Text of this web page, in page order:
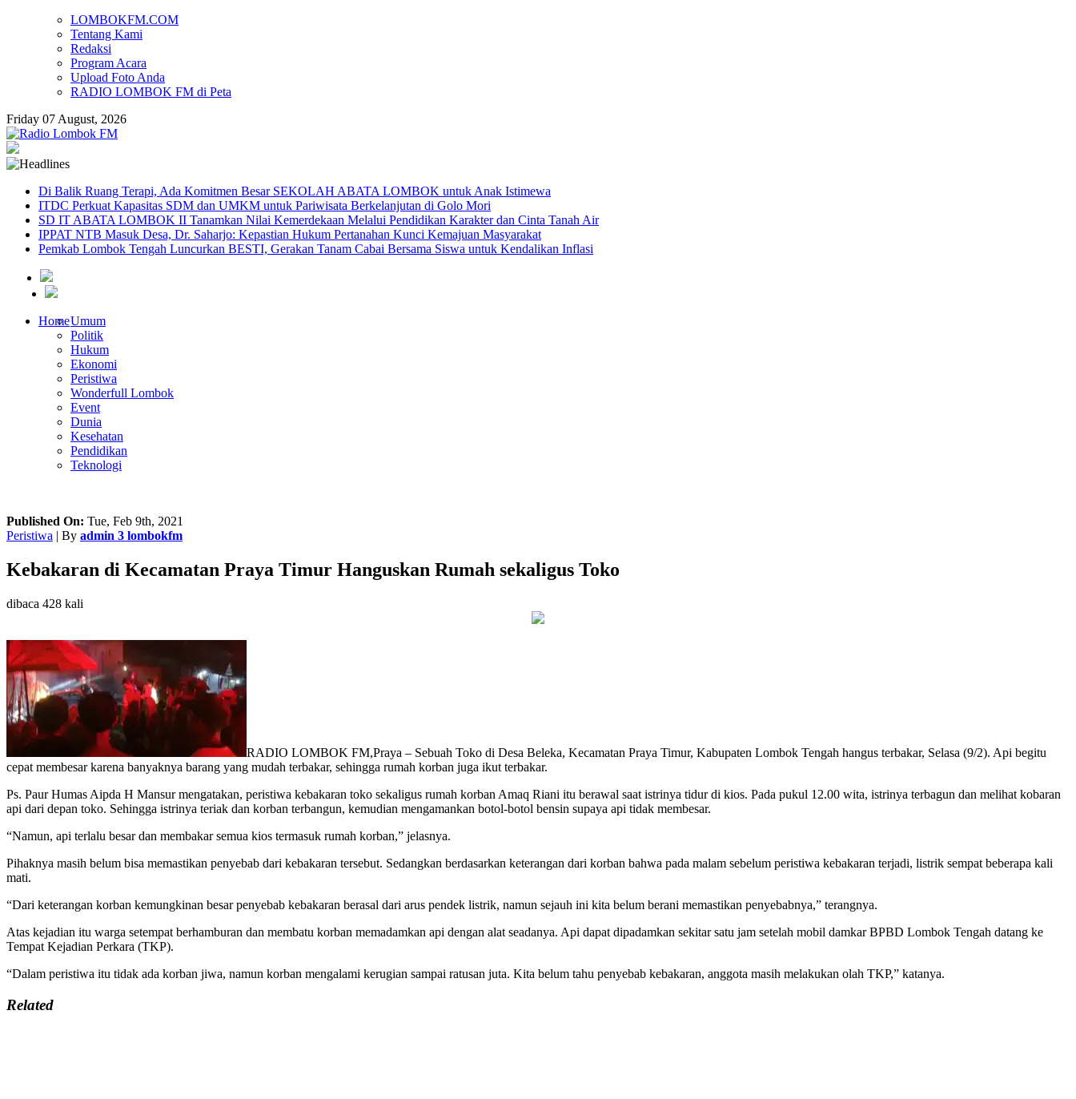
LOMBOKFM.COM
Tentang Kami
Redaksi
Program Acara
Upload Foto Anda
RADIO LOMBOK FM di Peta
Friday 07 August, 2026
Di Balik Ruang Terapi, Ada Komitmen Besar SEKOLAH ABATA LOMBOK untuk Anak Istimewa
ITDC Perkuat Kapasitas SDM dan UMKM untuk Pariwisata Berkelanjutan di Golo Mori
SD IT ABATA LOMBOK II Tanamkan Nilai Kemerdekaan Melalui Pendidikan Karakter dan Cinta Tanah Air
IPPAT NTB Masuk Desa, Dr. Saharjo: Kepastian Hukum Pertanahan Kunci Kemajuan Masyarakat
Pemkab Lombok Tengah Luncurkan BESTI, Gerakan Tanam Cabai Bersama Siswa untuk Kendalikan Inflasi
HomeUmum
Politik
Hukum
Ekonomi
Peristiwa
Wonderfull Lombok
Event
Dunia
Kesehatan
Pendidikan
Teknologi
Published On: Tue, Feb 9th, 2021
Peristiwa | By admin 3 lombokfm
Kebakaran di Kecamatan Praya Timur Hanguskan Rumah sekaligus Toko
dibaca 428 kali
RADIO LOMBOK FM,Praya – Sebuah Toko di Desa Beleka, Kecamatan Praya Timur, Kabupaten Lombok Tengah hangus terbakar, Selasa (9/2). Api begitu
cepat membesar karena banyaknya barang yang mudah terbakar, sehingga rumah korban juga ikut terbakar.
Ps. Paur Humas Aipda H Mansur mengatakan, peristiwa kebakaran toko sekaligus rumah korban Amaq Riani itu berawal saat istrinya tidur di kios. Pada pukul 12.00 wita, istrinya terbagun dan melihat kobaran
api dari depan toko. Sehingga istrinya teriak dan korban terbangun, kemudian mengamankan botol-botol bensin supaya api tidak membesar.
“Namun, api terlalu besar dan membakar semua kios termasuk rumah korban,” jelasnya.
Pihaknya masih belum bisa memastikan penyebab dari kebakaran tersebut. Sedangkan berdasarkan keterangan dari korban bahwa pada malam sebelum peristiwa kebakaran terjadi, listrik sempat beberapa kali
mati.
“Dari keterangan korban kemungkinan besar penyebab kebakaran berasal dari arus pendek listrik, namun sejauh ini kita belum berani memastikan penyebabnya,” terangnya.
Atas kejadian itu warga setempat berhamburan dan membatu korban memadamkan api dengan alat seadanya. Api dapat dipadamkan sekitar satu jam setelah mobil damkar BPBD Lombok Tengah datang ke
Tempat Kejadian Perkara (TKP).
“Dalam peristiwa itu tidak ada korban jiwa, namun korban mengalami kerugian sampai ratusan juta. Kita belum tahu penyebab kebakaran, anggota masih melakukan olah TKP,” katanya.
Related